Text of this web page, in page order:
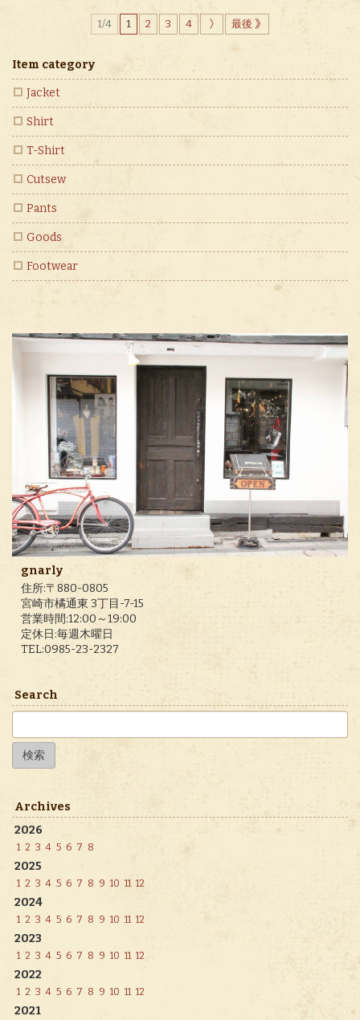
1/4 1 2 3 4 最後
Item category
Jacket
Shirt
T-Shirt
Cutsew
Pants
Goods
Footwear
gnarly
住所:〒880-0805
宮崎市橘通東 3丁目-7-15
営業時間:12:00～19:00
定休日:毎週木曜日
TEL:0985-23-2327
Search
検
索:
Archives
2026
1 2 3 4 5 6 7 8
2025
1 2 3 4 5 6 7 8 9 10 11 12
2024
1 2 3 4 5 6 7 8 9 10 11 12
2023
1 2 3 4 5 6 7 8 9 10 11 12
2022
1 2 3 4 5 6 7 8 9 10 11 12
2021